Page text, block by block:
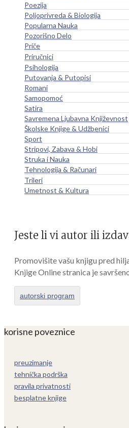
Poezija
Poljoprivreda & Biologija
Popularna Nauka
Pozorišno Delo
Priče
Priručnici
Psihologija
Putovanja & Putopisi
Romani
Samopomoć
Satira
Savremena Ljubavna Književnost
Školske Knjige & Udžbenici
Sport
Stripovi, Zabava & Hobi
Struka i Nauka
Tehnologija & Računari
Trileri
Umetnost & Kultura
Jeste li vi autor ili
Promovišite vašu knjigu pred
Knjige Online stranica je
autorski program
korisne poveznice
preuzimanje
tehnička podrška
pravila privatnosti
besplatne knjige